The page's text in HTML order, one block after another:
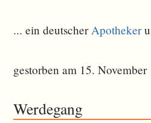
... ein deutscher Apotheker
gestorben am 15.
Werdegang